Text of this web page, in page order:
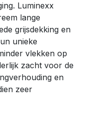
Luminexx
lange
grijsdekking en
unieke
vlekken op
zacht voor de
en
zeer